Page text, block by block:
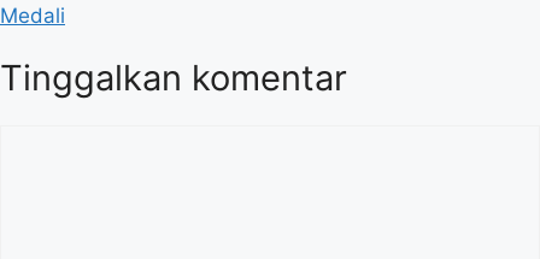
o
i
Medali
Tinggalkan komentar